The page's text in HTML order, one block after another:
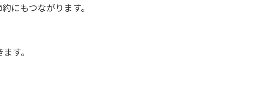
にもつながります。
す。